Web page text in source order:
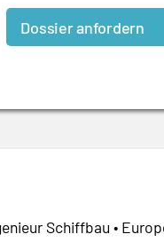
Dossier anfordern
Schiffbau •